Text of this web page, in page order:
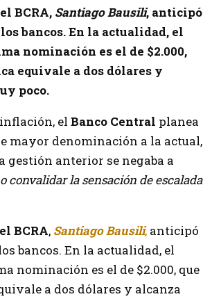
BCRA, Santiago Bausili, anticipó
bancos. En la actualidad, el
nominación es el de $2.000,
equivale a dos dólares y
poco.
el Banco Central planea
mayor denominación a la actual,
gestión anterior se negaba a
convalidar la sensación de escalada
BCRA, Santiago Bausili, anticipó
bancos. En la actualidad, el
nominación es el de $2.000, que
a dos dólares y alcanza